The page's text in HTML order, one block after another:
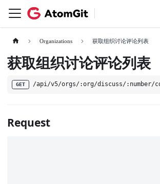
Organizations 获取组织讨论评论列表
获取组织讨论评论列表
GET /api/v5/orgs/:org/discuss/:number/
Request